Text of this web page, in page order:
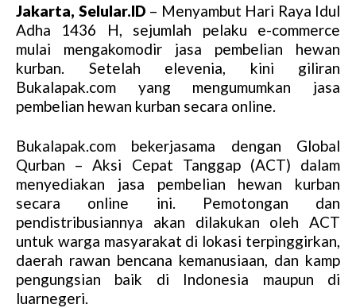
Jakarta, Selular.ID – Menyambut Hari Raya Idul
Adha 1436 H, sejumlah pelaku e-commerce
mulai mengakomodir jasa pembelian hewan
kurban. Setelah elevenia, kini giliran
Bukalapak.com yang mengumumkan jasa
pembelian hewan kurban secara online.
Bukalapak.com bekerjasama dengan Global
Qurban – Aksi Cepat Tanggap (ACT) dalam
menyediakan jasa pembelian hewan kurban
secara online ini. Pemotongan dan
pendistribusiannya akan dilakukan oleh ACT
untuk warga masyarakat di lokasi terpinggirkan,
daerah rawan bencana kemanusiaan, dan kamp
pengungsian baik di Indonesia maupun di
luarnegeri.